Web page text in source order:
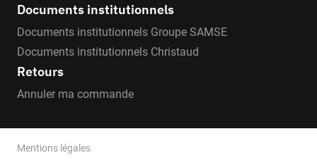
Documents institutionnels
Documents institutionnels Groupe SAMSE
Documents institutionnels Christaud
Retours
Annuler ma commande
Mentions légales